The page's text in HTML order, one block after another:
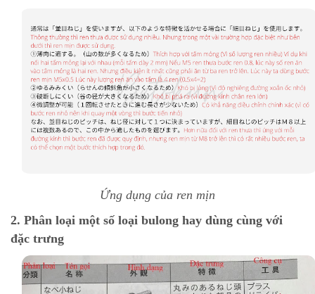
Ứng dụng của ren mịn
2. Phân loại một số loại bulong hay dùng cùng với
đặc trưng